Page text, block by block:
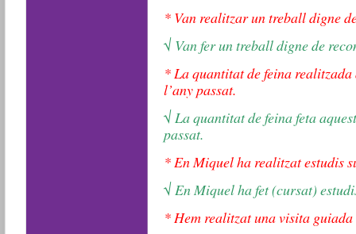
* Van realitzar un treball digne
√ Van fer un treball digne de
* La quantitat de feina
l’any passat.
√ La quantitat de feina feta
passat.
* En Miquel ha realitzat estudis
√ En Miquel ha fet (cursat)
* Hem realitzat una visita